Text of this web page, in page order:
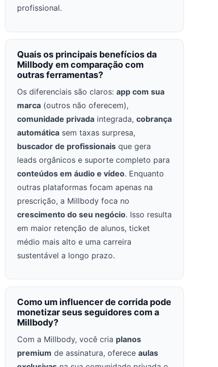
profissional.
Quais os principais benefícios da
Millbody em comparação com
outras ferramentas?
Os diferenciais são claros: app com sua
marca (outros não oferecem),
comunidade privada integrada, cobrança
automática sem taxas surpresa,
buscador de profissionais que gera
leads orgânicos e suporte completo para
conteúdos em áudio e vídeo. Enquanto
outras plataformas focam apenas na
prescrição, a Millbody foca no
crescimento do seu negócio. Isso resulta
em maior retenção de alunos, ticket
médio mais alto e uma carreira
sustentável a longo prazo.
Como um influencer de corrida pode
monetizar seus seguidores com a
Millbody?
Com a Millbody, você cria planos
premium de assinatura, oferece aulas